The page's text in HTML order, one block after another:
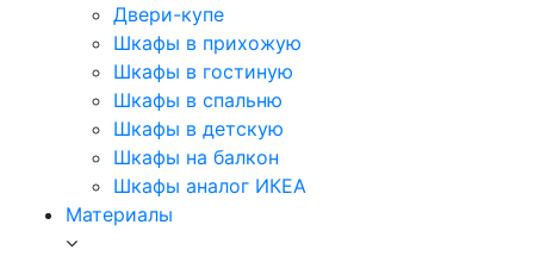
Двери-купе
Шкафы в прихожую
Шкафы в гостиную
Шкафы в спальню
Шкафы в детскую
Шкафы на балкон
Шкафы аналог ИКЕА
Материалы